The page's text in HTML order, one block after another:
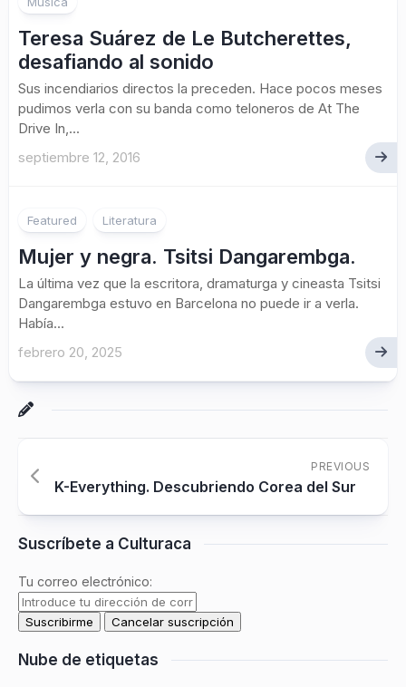
Teresa Suárez de Le Butcherettes,
desafiando al sonido
Sus incendiarios directos la preceden. Hace pocos meses
pudimos verla con su banda como teloneros de At The
Drive In,...
septiembre 12, 2016
Featured Literatura
Mujer y negra. Tsitsi Dangarembga.
La última vez que la escritora, dramaturga y cineasta Tsitsi
Dangarembga estuvo en Barcelona no puede ir a verla.
Había...
febrero 20, 2025
PREVIOUS
K-Everything. Descubriendo Corea del Sur
Suscríbete a Culturaca
Tu correo electrónico:
Nube de etiquetas